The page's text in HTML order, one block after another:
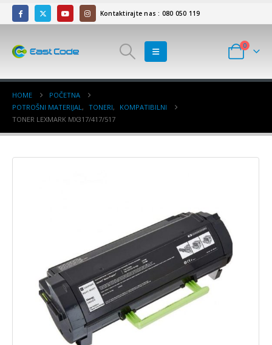
Kontaktirajte nas : 080 050 119
0
HOME
POČETNA
POTROŠNI MATERIJAL, TONERI,
KOMPATIBILNI
TONER LEXMARK MX317/417/517